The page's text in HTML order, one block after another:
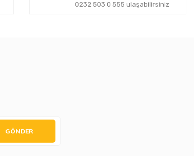
0232 503 0 555 ulaşabilirsiniz
GÖNDER